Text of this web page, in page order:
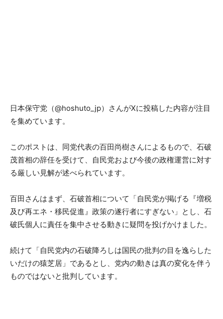
日本保守党（@hoshuto_jp）さんがXに投稿した内容が注目
を集めています。
このポストは、同党代表の百田尚樹さんによるもので、石破
茂首相の辞任を受けて、自民党および今後の政権運営に対す
る厳しい見解が述べられています。
百田さんはまず、石破首相について「自民党が掲げる『増税
及び再エネ・移民促進』政策の遂行者にすぎない」とし、石
破氏個人に責任を集中させる動きに疑問を投げかけました。
続けて「自民党内の石破降ろしは国民の批判の目を逸らした
いだけの猿芝居」であるとし、党内の動きは真の変化を伴う
ものではないと批判しています。